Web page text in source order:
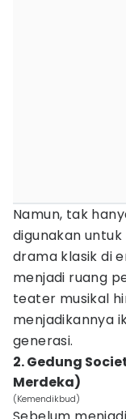
Namun, tak
digunakan
drama klasik di
menjadi ruang
teater musikal
menjadikannya
generasi.
2. Gedung
Merdeka)
(Kemendikbud)